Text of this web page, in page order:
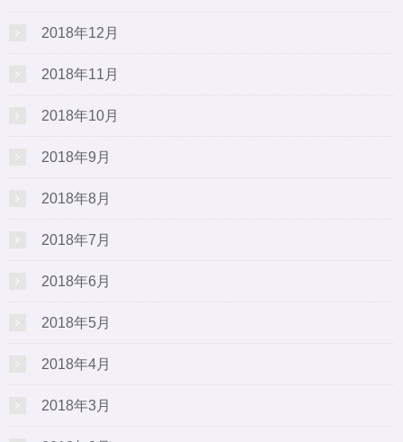
2018年12月
2018年11月
2018年10月
2018年9月
2018年8月
2018年7月
2018年6月
2018年5月
2018年4月
2018年3月